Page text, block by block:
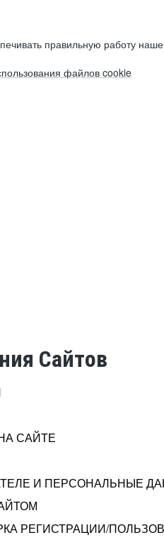
правильную работу
файлов cookie
Сайтов
САЙТЕ
И ПЕРСОНАЛЬНЫЕ
РЕГИСТРАЦИИ/